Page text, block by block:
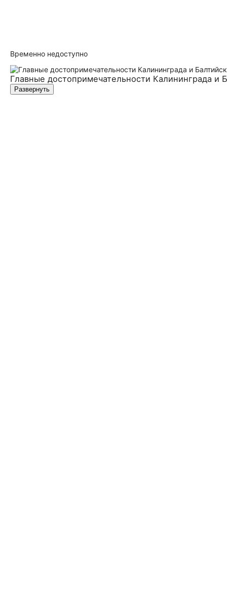
Временно недоступно
Главные достопримеча­тельности Калининграда и
Развернуть